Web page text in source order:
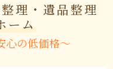
理・遺品整理
ーム
心の低価格〜